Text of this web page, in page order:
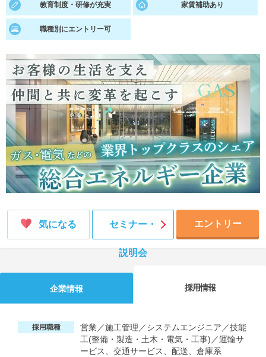
あなたに合う仕事を診断！ 動画で対策講座をチェック
就活ニュースペーパー
就活時事ニュースを更新 不明点があればこちら
教育制度・研修が充実 家賃補助あり
職種別にエントリー可
気になる セミナー・
説明会
エントリー
企業情報 採用情報
採用職種
営業／施工管理／システムエンジニア／技能
工(整備・製造・土木・電気・工事)／運輸サ
ービス、交通サービス、配送、倉庫系